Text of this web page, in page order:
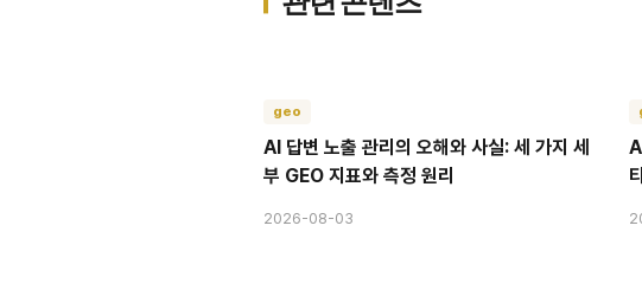
geo
AI 답변 노출 관리의 오해와 사실: 세 가지 세
부 GEO 지표와 측정 원리
2026-08-03